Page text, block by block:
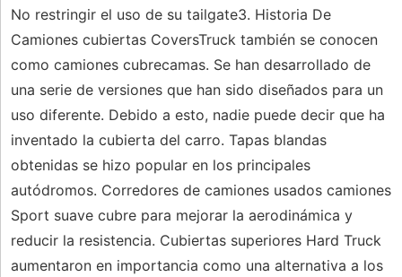
No restringir el uso de su tailgate3. Historia De
Camiones cubiertas CoversTruck también se conocen
como camiones cubrecamas. Se han desarrollado de
una serie de versiones que han sido diseñados para un
uso diferente. Debido a esto, nadie puede decir que ha
inventado la cubierta del carro. Tapas blandas
obtenidas se hizo popular en los principales
autódromos. Corredores de camiones usados ​​camiones
Sport suave cubre para mejorar la aerodinámica y
reducir la resistencia. Cubiertas superiores Hard Truck
aumentaron en importancia como una alternativa a los